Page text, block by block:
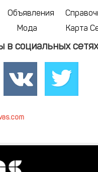
Объявления
Мода Карта
в социальных сетях